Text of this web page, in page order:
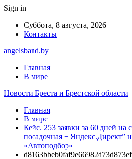
Sign in
Суббота, 8 августа, 2026
Контакты
angelsband.by
Главная
В мире
Новости Бреста и Брестской области
Главная
В мире
Кейс. 253 заявки за 60 дней на
посадочная + Яндекс.Директ”
«Автоподбор»